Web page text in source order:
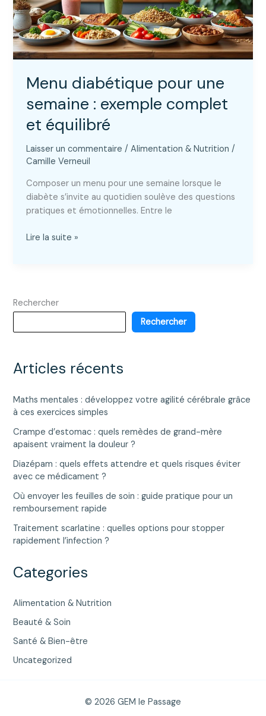
Menu diabétique pour une
semaine : exemple complet
et équilibré
Laisser un commentaire /Alimentation & Nutrition /
Camille Verneuil
Composer un menu pour une semaine lorsque le
diabète s’invite au quotidien soulève des questions
pratiques et émotionnelles. Entre le
Menu
:
complet
équilibré
Lire la suite »
Rechercher
Rechercher
Articles récents
Maths mentales : développez votre agilité cérébrale grâce
à ces exercices simples
Crampe d’estomac : quels remèdes de grand-mère
apaisent vraiment la douleur ?
Diazépam : quels effets attendre et quels risques éviter
avec ce médicament ?
Où envoyer les feuilles de soin : guide pratique pour un
remboursement rapide
Traitement scarlatine : quelles options pour stopper
rapidement l’infection ?
Categories
Alimentation & Nutrition
Beauté & Soin
Santé & Bien-être
Uncategorized
© 2026 GEM le Passage